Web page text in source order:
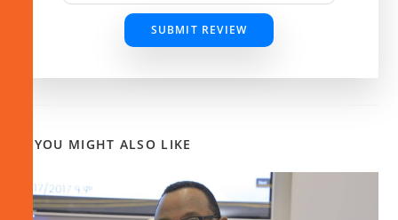
SUBMIT REVIEW
YOU MIGHT ALSO LIKE